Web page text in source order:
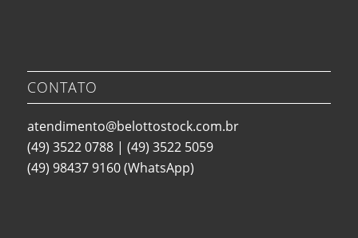
CONTATO
atendimento@belottostock.com.br
(49) 3522 0788| (49) 3522 5059
(49) 98437 9160(WhatsApp)